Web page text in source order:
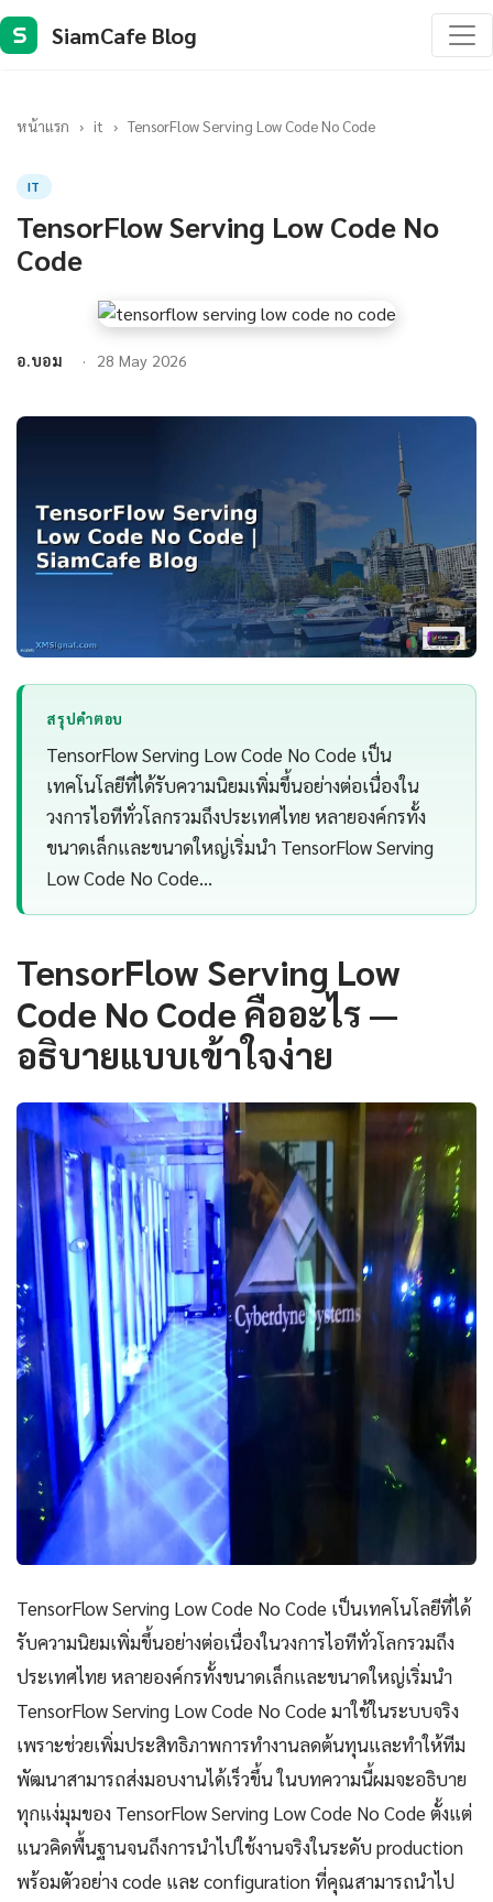
S SiamCafe Blog
หน้าแรก › it › TensorFlow Serving Low Code No Code
IT
TensorFlow Serving Low Code No
Code
อ.บอม 28 May 2026
สรุปคำตอบ
TensorFlow Serving Low Code No Code เป็น
เทคโนโลยีที่ได้รับความนิยมเพิ่มขึ้นอย่างต่อเนื่องใน
วงการไอทีทั่วโลกรวมถึงประเทศไทย หลายองค์กรทั้ง
ขนาดเล็กและขนาดใหญ่เริ่มนำ TensorFlow Serving
Low Code No Code…
TensorFlow Serving Low
Code No Code คืออะไร —
อธิบายแบบเข้าใจง่าย
TensorFlow Serving Low Code No Code เป็นเทคโนโลยีที่ได้
รับความนิยมเพิ่มขึ้นอย่างต่อเนื่องในวงการไอทีทั่วโลกรวมถึง
ประเทศไทย หลายองค์กรทั้งขนาดเล็กและขนาดใหญ่เริ่มนำ
TensorFlow Serving Low Code No Code มาใช้ในระบบจริง
เพราะช่วยเพิ่มประสิทธิภาพการทำงานลดต้นทุนและทำให้ทีม
พัฒนาสามารถส่งมอบงานได้เร็วขึ้น ในบทความนี้ผมจะอธิบาย
ทุกแง่มุมของ TensorFlow Serving Low Code No Code ตั้งแต่
แนวคิดพื้นฐานจนถึงการนำไปใช้งานจริงในระดับ production
พร้อมตัวอย่าง code และ configuration ที่คุณสามารถนำไป